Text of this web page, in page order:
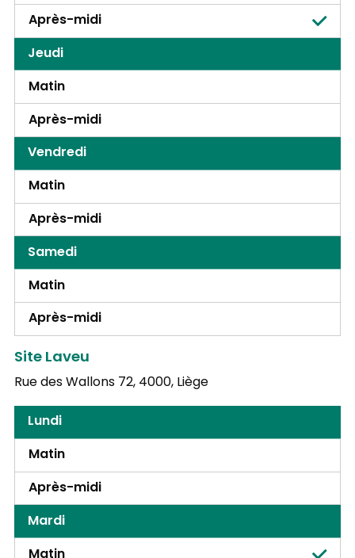
Après-midi
Jeudi
Matin
Après-midi
Vendredi
Matin
Après-midi
Samedi
Matin
Après-midi
Site Laveu
Rue des Wallons 72,4000, Liège
Lundi
Matin
Après-midi
Mardi